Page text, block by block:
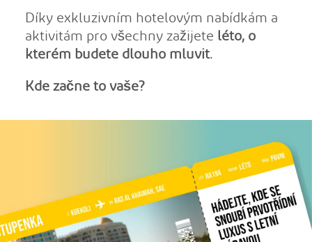
Díky exkluzivním hotelovým nabídkám a
aktivitám pro všechny zažijeteléto,o
kterém budete dlouho mluvit.
Kde začne to vaše?